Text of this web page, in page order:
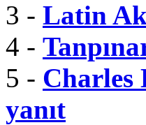
3 - Latin
4 -
5 - Charles
yanıt